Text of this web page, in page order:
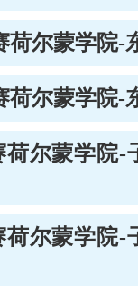
荷尔蒙学院-
荷尔蒙学院-
荷尔蒙学院-
荷尔蒙学院-